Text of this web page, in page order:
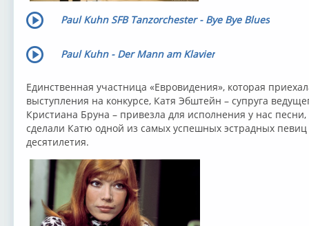
Paul Kuhn SFB Tanzorchester - Bye Bye Blues
Paul Kuhn - Der Mann am Klavier
Единственная участница «Евровидения», которая
выступления на конкурсе, Катя Эбштейн – супруга
Кристиана Бруна – привезла для исполнения у нас
сделали Катю одной из самых успешных эстрадных
десятилетия.